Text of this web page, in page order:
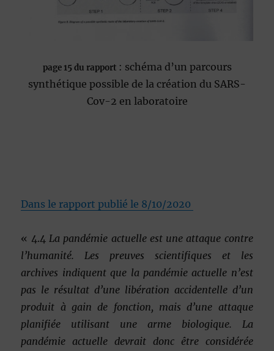
page 15 du rapport: schéma d’un parcours
synthétique possible de la création du SARS-
Cov-2 en laboratoire
Dans le rapport publié le 8/10/2020
« 4.4 La pandémie actuelle est une attaque contre
l’humanité. Les preuves scientifiques et les
archives indiquent que la pandémie actuelle n’est
pas le résultat d’une libération accidentelle d’un
produit à gain de fonction, mais d’une attaque
planifiée utilisant une arme biologique. La
pandémie actuelle devrait donc être considérée